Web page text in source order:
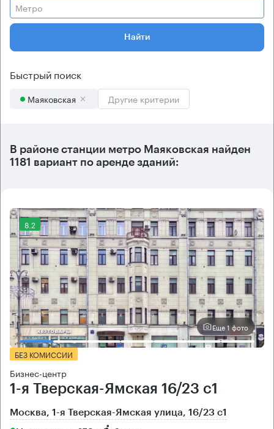
Метро
Найти
Быстрый поиск
Маяковская Другие критерии
В районе станции метро Маяковская найден
1181 вариант по аренде зданий:
8.2
Еще 1 фото
БЕЗ КОМИССИИ
Бизнес-центр
1-я Тверская-Ямская 16/23 с1
Москва, 1-я Тверская-Ямская улица, 16/23 с1